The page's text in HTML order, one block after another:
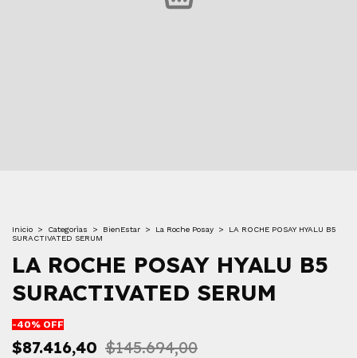
Inicio > Categorìas > BienEstar > La Roche Posay >
LA ROCHE POSAY HYALU B5
SURACTIVATED SERUM
LA ROCHE POSAY HYALU B5
SURACTIVATED SERUM
-40% OFF
$87.416,40 $145.694,00